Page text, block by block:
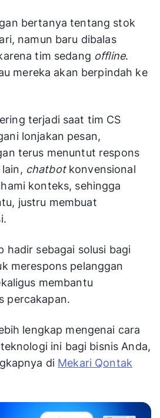
bertanya tentang stok
namun baru dibalas
tim sedang offline.
mereka akan berpindah ke
terjadi saat tim CS
lonjakan pesan,
terus menuntut respons
chatbotkonvensional
konteks, sehingga
justru membuat
hadir sebagai solusi bagi
merespons pelanggan
membantu
percakapan.
lengkap mengenai cara
ini bagi bisnis Anda,
di Mekari Qontak